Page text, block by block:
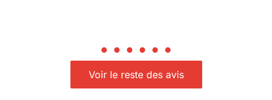
Voir le reste des avis